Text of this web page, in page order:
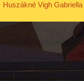
Huszákné Vigh Gabriella